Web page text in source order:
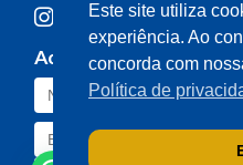
Acompanhe o meu
Este site utiliza
experiência. Ao
concorda com
Política de